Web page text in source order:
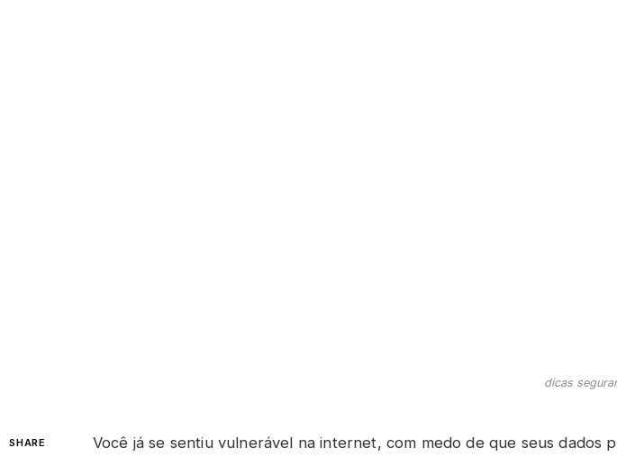
dicas
SHARE
Você já se sentiu vulnerável na internet, com medo de que seus dados